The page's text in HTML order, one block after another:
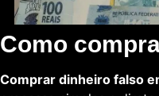
Como
Comprar dinheiro falso